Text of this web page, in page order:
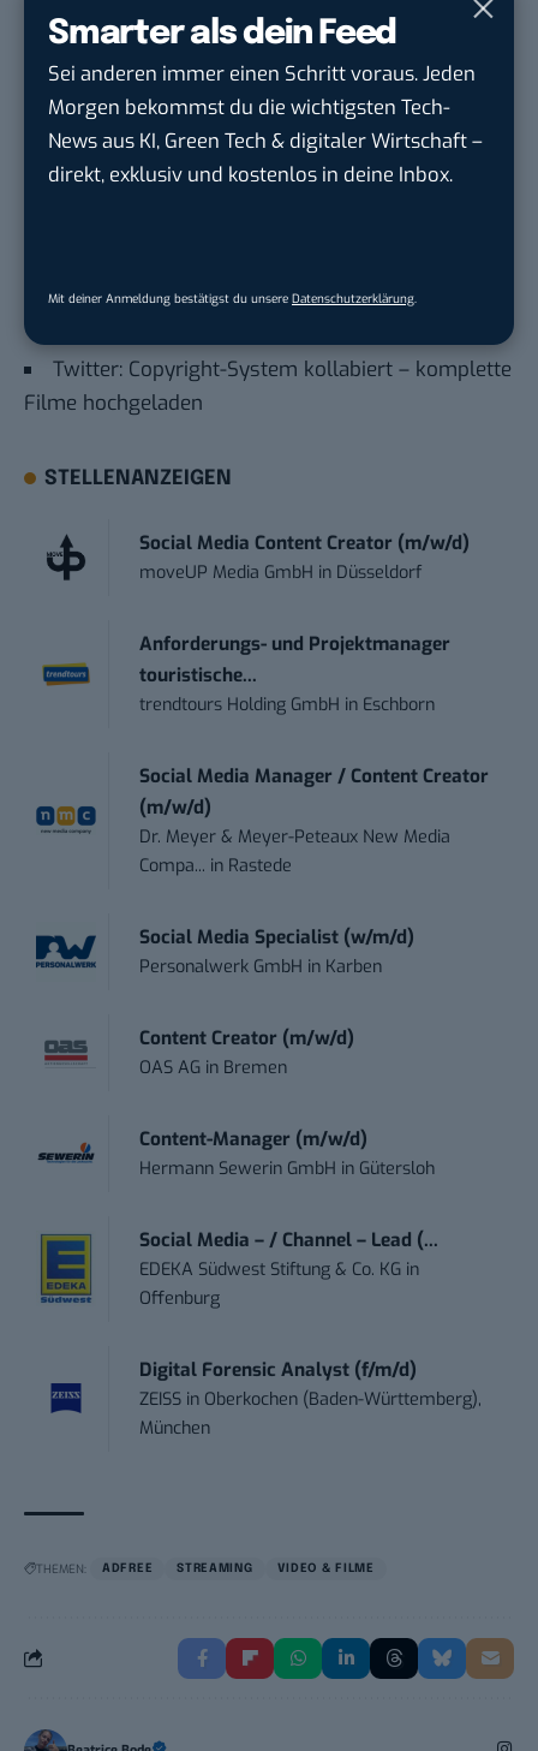
Smarter als dein Feed
Sei anderen immer einen Schritt voraus. Jeden
Morgen bekommst du die wichtigsten Tech-
News aus KI, Green Tech & digitaler Wirtschaft –
direkt, exklusiv und kostenlos in deine Inbox.
Mit deiner Anmeldung bestätigst du unsere Datenschutzerklärung.
Auch interessant:
Ab dem 8. Dezember 2022: Paramount Plus
startet in Deutschland
Apple, Amazon und Co.: Das sind die 10
wertvollsten Marken der Welt
Twitter: Copyright-System kollabiert – komplette
Filme hochgeladen
STELLENANZEIGEN
Social Media Content Creator (m/w/d)
moveUP Media GmbH in Düsseldorf
Anforderungs- und Projektmanager
touristische...
trendtours Holding GmbH in Eschborn
Social Media Manager / Content Creator
(m/w/d)
Dr. Meyer & Meyer-Peteaux New Media
Compa... in Rastede
Social Media Specialist (w/m/d)
Personalwerk GmbH in Karben
Content Creator (m/w/d)
OAS AG in Bremen
Content-Manager (m/w/d)
Hermann Sewerin GmbH in Gütersloh
Social Media – / Channel – Lead (...
EDEKA Südwest Stiftung & Co. KG in
Offenburg
Digital Forensic Analyst (f/m/d)
ZEISS in Oberkochen (Baden-Württemberg),
München
THEMEN: ADFREE STREAMING VIDEO & FILME